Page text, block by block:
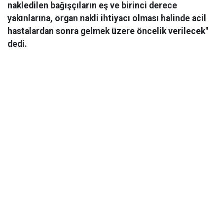
nakledilen bağışçıların eş ve birinci derece
yakınlarına, organ nakli ihtiyacı olması halinde acil
hastalardan sonra gelmek üzere öncelik verilecek"
dedi.